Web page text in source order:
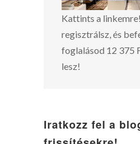
Kattints a
regisztrálsz, és
foglalásod 12 375
lesz!
Iratkozz fel a